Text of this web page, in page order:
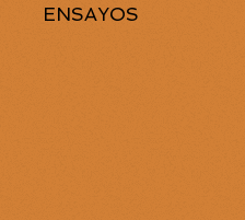
ENSAYOS